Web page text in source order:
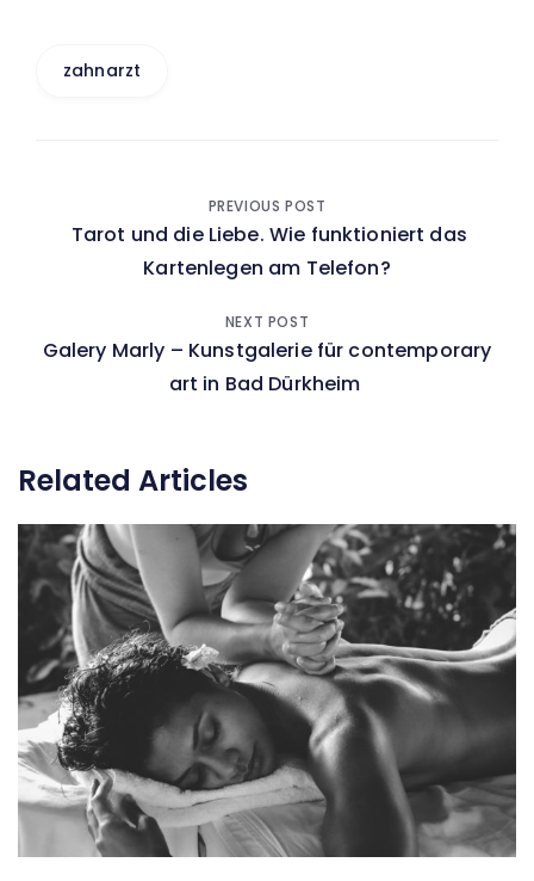
zahnarzt
Beitragsnavigation
PREVIOUS POST
Tarot und die Liebe. Wie funktioniert das
Kartenlegen am Telefon?
NEXT POST
Galery Marly – Kunstgalerie für contemporary
art in Bad Dürkheim
Related Articles